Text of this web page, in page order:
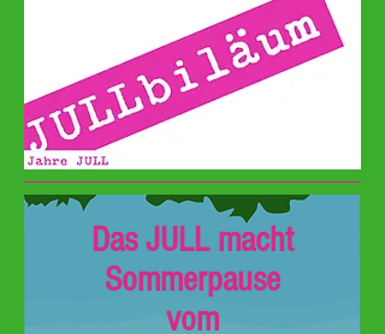
Das JULL macht
Sommerpause
vom